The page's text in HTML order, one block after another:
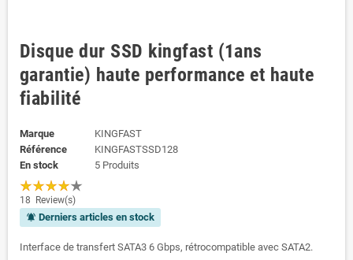
Disque dur SSD kingfast (1ans
garantie) haute performance et haute
fiabilité
Marque
KINGFAST
Référence
KINGFASTSSD128
En stock
5 Produits
18 Review(s)
notifications_active Derniers articles en stock
Interface de transfert SATA3 6 Gbps, rétrocompatible avec SATA2.